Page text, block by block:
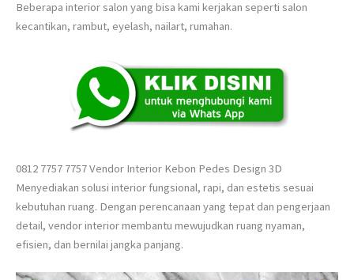
Beberapa interior salon yang bisa kami kerjakan seperti salon
kecantikan, rambut, eyelash, nailart, rumahan.
0812 7757 7757 Vendor Interior Kebon Pedes Design 3D
Menyediakan solusi interior fungsional, rapi, dan estetis sesuai
kebutuhan ruang. Dengan perencanaan yang tepat dan pengerjaan
detail, vendor interior membantu mewujudkan ruang nyaman,
efisien, dan bernilai jangka panjang.